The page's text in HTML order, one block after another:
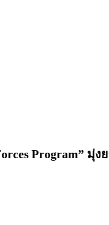
Program” มุ่